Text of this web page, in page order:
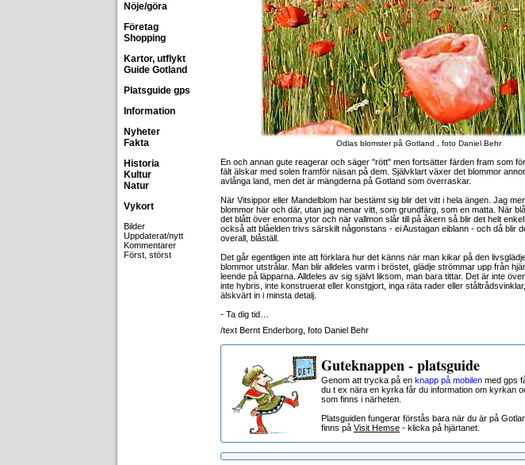
Nöje/göra
Företag
Shopping
Kartor, utflykt
Guide Gotland
Platsguide gps
Information
Nyheter
Fakta
Historia
Kultur
Natur
Vykort
Bilder
Uppdaterat/nytt
Kommentarer
Först, störst
Odlas blomster på Gotland , foto Daniel Behr
En och annan gute reagerar och säger "rött" men fortsätter färden fram som
fält älskar med solen framför näsan på dem. Självklart växer det blommor
avlånga land, men det är mängderna på Gotland som överraskar.
När Vitsippor eller Mandelblom har bestämt sig blir det vitt i hela ängen. Jag
blommor här och där, utan jag menar vitt, som grundfärg, som en matta. När
det blått över enorma ytor och när vallmon slår till på åkern så blir det helt
också att blåelden trivs särskilt någonstans - ei Austagan eiblann - och då blir
overall, blåställ.
Det går egentligen inte att förklara hur det känns när man kikar på den
blommor utstrålar. Man blir alldeles varm i bröstet, glädje strömmar upp från
leende på läpparna. Alldeles av sig självt liksom, man bara tittar. Det är inte
inte hybris, inte konstruerat eller konstgjort, inga räta rader eller
älskvärt in i minsta detalj.
- Ta dig tid…
/text Bernt Enderborg, foto Daniel Behr
Guteknappen - platsguide
Genom att trycka på en knapp på mobilen med gps
du t ex nära en kyrka får du information om kyrkan
som finns i närheten.
Platsguiden fungerar förstås bara när du är på
finns på Visit Hemse - klicka på hjärtanet.